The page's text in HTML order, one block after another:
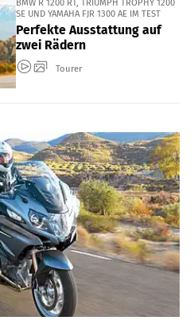
SE UND YAMAHA FJR 1300 AE IM TEST
Perfekte Ausstattung auf
zwei Rädern
Tourer